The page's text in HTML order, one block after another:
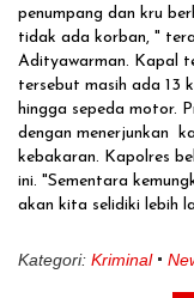
penumpang dan kru
tidak ada korban, "
Adityawarman. Kapal
tersebut masih ada 13
hingga sepeda motor.
dengan menerjunkan
kebakaran. Kapolres
ini. "Sementara
akan kita selidiki lebih
Kategori: Kriminal